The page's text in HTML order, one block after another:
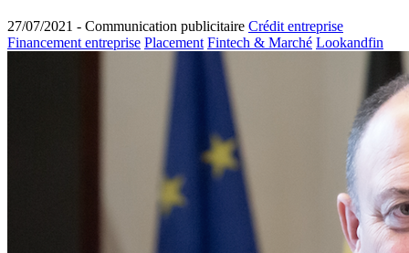
27/07/2021 - Communication publicitaire Crédit entreprise
Financement entreprise Placement Fintech & Marché Lookandfin